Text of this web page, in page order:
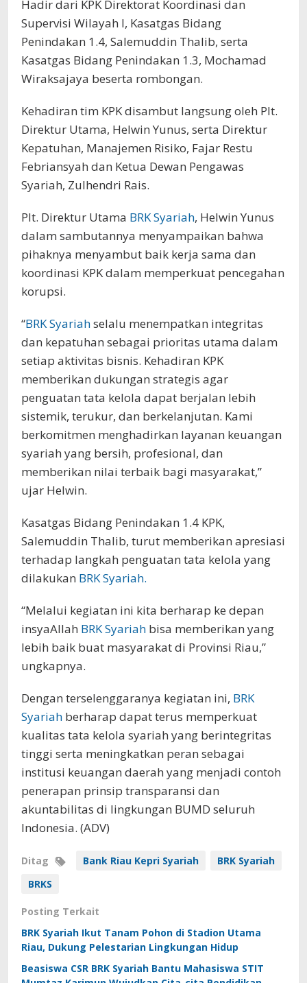
Hadir dari KPK Direktorat Koordinasi dan
Supervisi Wilayah I, Kasatgas Bidang
Penindakan 1.4, Salemuddin Thalib, serta
Kasatgas Bidang Penindakan 1.3, Mochamad
Wiraksajaya beserta rombongan.
Kehadiran tim KPK disambut langsung oleh Plt.
Direktur Utama, Helwin Yunus, serta Direktur
Kepatuhan, Manajemen Risiko, Fajar Restu
Febriansyah dan Ketua Dewan Pengawas
Syariah, Zulhendri Rais.
Plt. Direktur Utama BRK Syariah, Helwin Yunus
dalam sambutannya menyampaikan bahwa
pihaknya menyambut baik kerja sama dan
koordinasi KPK dalam memperkuat pencegahan
korupsi.
“BRK Syariahselalu menempatkan integritas
dan kepatuhan sebagai prioritas utama dalam
setiap aktivitas bisnis. Kehadiran KPK
memberikan dukungan strategis agar
penguatan tata kelola dapat berjalan lebih
sistemik, terukur, dan berkelanjutan. Kami
berkomitmen menghadirkan layanan keuangan
syariah yang bersih, profesional, dan
memberikan nilai terbaik bagi masyarakat,”
ujar Helwin.
Kasatgas Bidang Penindakan 1.4 KPK,
Salemuddin Thalib, turut memberikan apresiasi
terhadap langkah penguatan tata kelola yang
dilakukan BRK Syariah.
“Melalui kegiatan ini kita berharap ke depan
insyaAllah BRK Syariah bisa memberikan yang
lebih baik buat masyarakat di Provinsi Riau,”
ungkapnya.
Dengan terselenggaranya kegiatan ini, BRK
Syariah berharap dapat terus memperkuat
kualitas tata kelola syariah yang berintegritas
tinggi serta meningkatkan peran sebagai
institusi keuangan daerah yang menjadi contoh
penerapan prinsip transparansi dan
akuntabilitas di lingkungan BUMD seluruh
Indonesia. (ADV)
Ditag Bank Riau Kepri Syariah
BRK Syariah
BRKS
Posting Terkait
BRK Syariah Ikut Tanam Pohon di Stadion Utama
Riau, Dukung Pelestarian Lingkungan Hidup
Beasiswa CSR BRK Syariah Bantu Mahasiswa STIT